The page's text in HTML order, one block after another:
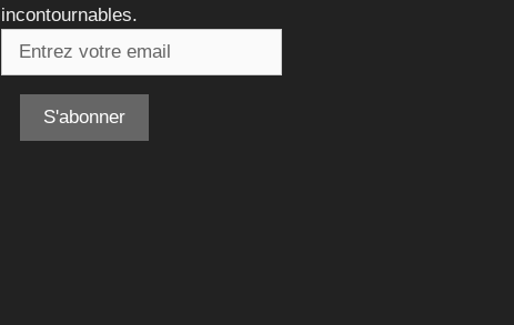
incontournables.